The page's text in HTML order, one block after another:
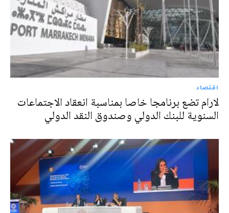
اقتصاد
لارام تضع برنامجا خاصا بمناسبة انعقاد الاجتماعات
السنوية للبنك الدولي وصندوق النقد الدولي